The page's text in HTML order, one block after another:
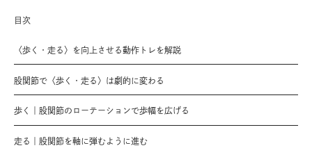
目次
〈歩く・走る〉を向上させる動作トレを解説
股関節で〈歩く・走る〉は劇的に変わる
歩く｜股関節のローテーションで歩幅を広げる
走る｜股関節を軸に弾むように進む